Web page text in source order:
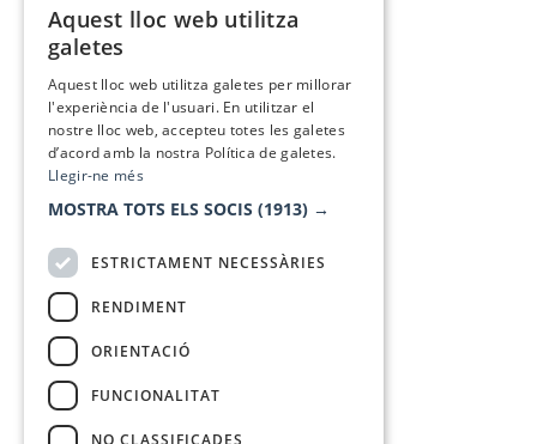
Aquest lloc web utilitza
galetes
Aquest lloc web utilitza galetes per millorar
l'experiència de l'usuari. En utilitzar el
nostre lloc web, accepteu totes les galetes
d’acord amb la nostra Política de galetes.
Llegir-ne més
MOSTRA TOTS ELS SOCIS (1913) →
ESTRICTAMENT NECESSÀRIES
RENDIMENT
ORIENTACIÓ
FUNCIONALITAT
NO CLASSIFICADES